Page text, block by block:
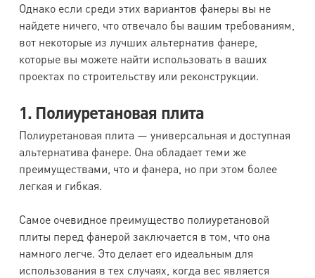
Однако если среди этих вариантов фанеры вы не
найдете ничего, что отвечало бы вашим требованиям,
вот некоторые из лучших альтернатив фанере,
которые вы можете найти использовать в ваших
проектах по строительству или реконструкции.
1. Полиуретановая плита
Полиуретановая плита — универсальная и доступная
альтернатива фанере. Она обладает теми же
преимуществами, что и фанера, но при этом более
легкая и гибкая.
Самое очевидное преимущество полиуретановой
плиты перед фанерой заключается в том, что она
намного легче. Это делает его идеальным для
использования в тех случаях, когда вес является